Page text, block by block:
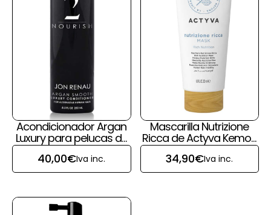
Acondicionador Argan
Luxury para pelucas de
pelo natural de Jon
Renau
40,00€Iva inc.
Mascarilla Nutrizione
Ricca de Actyva Kemon
para pelucas y prótesis
capilares
34,90€Iva inc.